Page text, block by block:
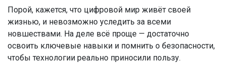
Порой, кажется, что цифровой мир живёт своей
жизнью, и невозможно уследить за всеми
новшествами. На деле всё проще — достаточно
освоить ключевые навыки и помнить о безопасности,
чтобы технологии реально приносили пользу.